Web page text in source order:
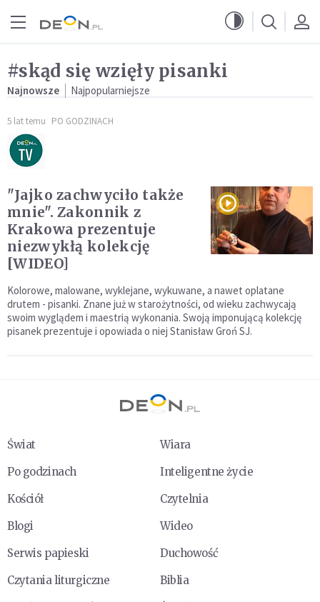
#skąd się wzięły pisanki
Najnowsze Najpopularniejsze
5 lat temu PO GODZINACH
"Jajko zachwyciło także
mnie". Zakonnik z
Krakowa prezentuje
niezwykłą kolekcję
[WIDEO]
Kolorowe, malowane, wyklejane, wykuwane, a nawet oplatane
drutem - pisanki. Znane już w starożytności, od wieku zachwycają
swoim wyglądem i maestrią wykonania. Swoją imponującą kolekcję
pisanek prezentuje i opowiada o niej Stanisław Groń SJ.
Świat
Wiara
Po godzinach
Inteligentne życie
Kościół
Czytelnia
Blogi
Wideo
Serwis papieski
Duchowość
Czytania liturgiczne
Biblia